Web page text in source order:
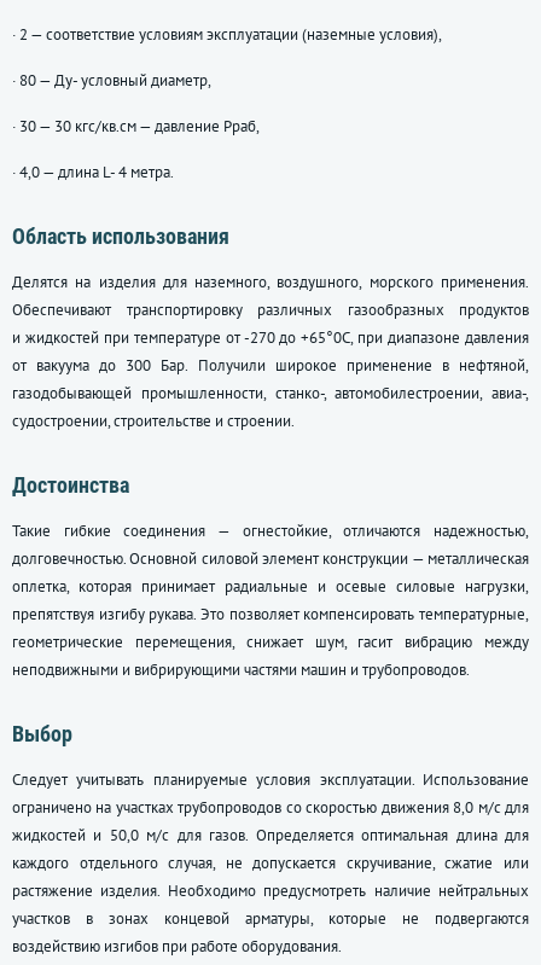
· 2 — соответствие условиям эксплуатации (наземные условия),
· 80 — Ду- условный диаметр,
· 30 — 30 кгс/кв.см — давление Рраб,
· 4,0 — длина L- 4 метра.
Область использования
Делятся на изделия для наземного, воздушного, морского применения.
Обеспечивают транспортировку различных газообразных продуктов
и жидкостей при температуре от -270 до +65°0С, при диапазоне давления
от вакуума до 300 Бар. Получили широкое применение в нефтяной,
газодобывающей промышленности, станко-, автомобилестроении, авиа-,
судостроении, строительстве и строении.
Достоинства
Такие гибкие соединения — огнестойкие, отличаются надежностью,
долговечностью. Основной силовой элемент конструкции — металлическая
оплетка, которая принимает радиальные и осевые силовые нагрузки,
препятствуя изгибу рукава. Это позволяет компенсировать температурные,
геометрические перемещения, снижает шум, гасит вибрацию между
неподвижными и вибрирующими частями машин и трубопроводов.
Выбор
Следует учитывать планируемые условия эксплуатации. Использование
ограничено на участках трубопроводов со скоростью движения 8,0 м/с для
жидкостей и 50,0 м/с для газов. Определяется оптимальная длина для
каждого отдельного случая, не допускается скручивание, сжатие или
растяжение изделия. Необходимо предусмотреть наличие нейтральных
участков в зонах концевой арматуры, которые не подвергаются
воздействию изгибов при работе оборудования.